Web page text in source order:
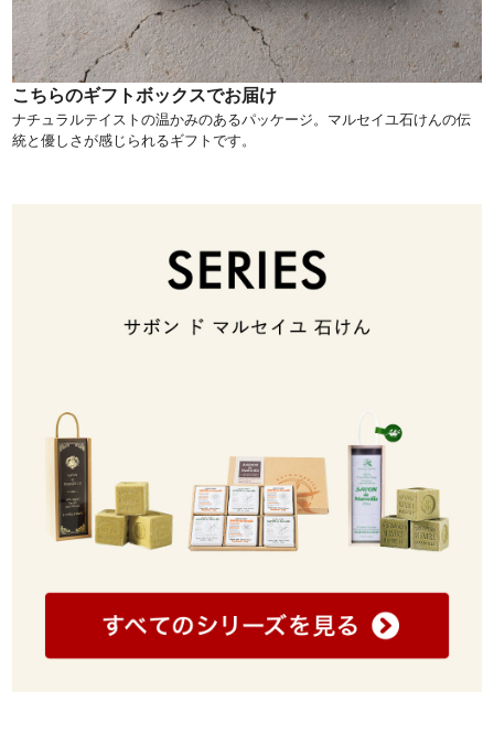
こちらのギフトボックスでお届け
ナチュラルテイストの温かみのあるパッケージ。マルセイユ石けんの伝
統と優しさが感じられるギフトです。